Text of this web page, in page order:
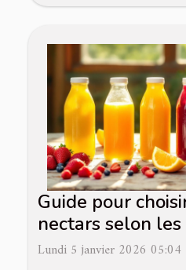
Guide pour
nectars selon les
Lundi 5 janvier 2026 05:04